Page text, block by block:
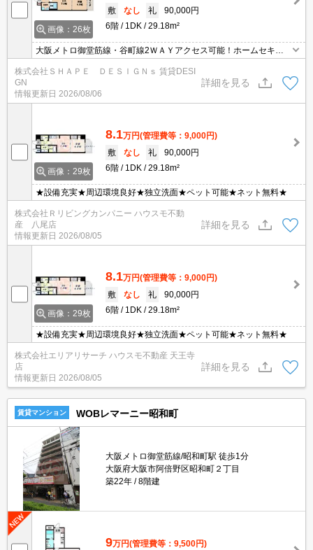
画像：26枚
敷
なし 礼
90,000円
6階
1DK 29.18m²
大阪メトロ御堂筋線・谷町線2ＷＡＹアクセス可能！ホームセキュ
リティーが導入済みの【ベラジオ阿倍野】 ペットの飼育も可能！wi
-Fiも無料完備！御堂筋線や谷町線が利用可能！
株式会社ＳＨＡＰＥ ＤＥＳＩＧＮｓ 賃貸DESI
GN
情報更新日 2026/08/06
詳細を見る
画像：29枚
8.1万円(管理費等：9,000円)
敷
なし 礼
90,000円
6階
1DK 29.18m²
★設備充実★周辺環境良好★独立洗面★ペット可能★ネット無料★
株式会社Ｒリビングカンパニー ハウスモ不動
産 八尾店
情報更新日 2026/08/05
詳細を見る
画像：29枚
8.1万円(管理費等：9,000円)
敷
なし 礼
90,000円
6階
1DK 29.18m²
★設備充実★周辺環境良好★独立洗面★ペット可能★ネット無料★
株式会社エリアリサーチ ハウスモ不動産 天王寺
店
情報更新日 2026/08/05
詳細を見る
賃貸マンション WOBレマーニー昭和町
大阪メトロ御堂筋線/昭和町駅 徒歩1分
大阪府大阪市阿倍野区昭和町２丁目
築22年
8階建
9万円(管理費等：9,500円)